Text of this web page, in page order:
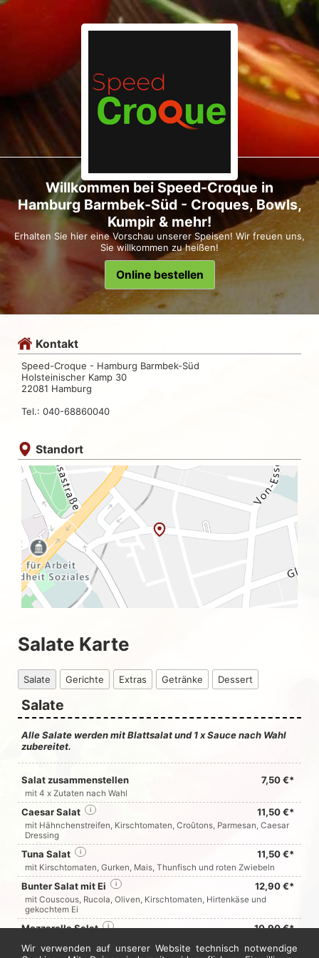
Willkommen bei Speed-Croque in
Hamburg Barmbek-Süd - Croques, Bowls,
Kumpir & mehr!
Erhalten Sie hier eine Vorschau unserer Speisen! Wir freuen uns,
Sie willkommen zu heißen!
Online bestellen
Kontakt
Speed-Croque - Hamburg Barmbek-Süd
Holsteinischer Kamp 30
22081 Hamburg
Tel.: 040-68860040
Standort
Salate Karte
Salate Gerichte Extras Getränke Dessert
Salate
Alle Salate werden mit Blattsalat und 1 x Sauce nach Wahl
zubereitet.
Salat zusammenstellen 7,50 €*
mit 4 x Zutaten nach Wahl
Caesar Salat 11,50 €*
i
mit Hähnchenstreifen, Kirschtomaten, Croûtons, Parmesan, Caesar
Dressing
Tuna Salat 11,50 €*
i
mit Kirschtomaten, Gurken, Mais, Thunfisch und roten Zwiebeln
Bunter Salat mit Ei 12,90 €*
i
mit Couscous, Rucola, Oliven, Kirschtomaten, Hirtenkäse und
gekochtem Ei
Mozzarella Salat 10,90 €*
i
Walnüssen
Wir verwenden auf unserer Website technisch notwendige